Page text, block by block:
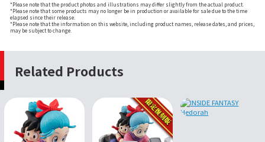
*Please note that the product photos and illustrations may differ slightly from the actual product.
*Please note that some products may no longer be in production or available for sale due to the time
elapsed since their release.
*Please note that the information on this website, including product names, release dates, and prices,
may be subject to change.
Related Products